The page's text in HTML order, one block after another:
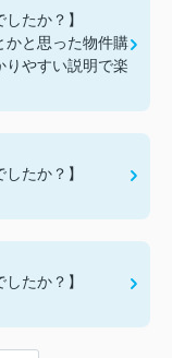
たか？】
かと思った物件購
りやすい説明で楽
たか？】
たか？】